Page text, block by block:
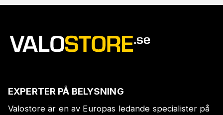
EXPERTER PÅ BELYSNING
Valostore är en av Europas ledande specialister på